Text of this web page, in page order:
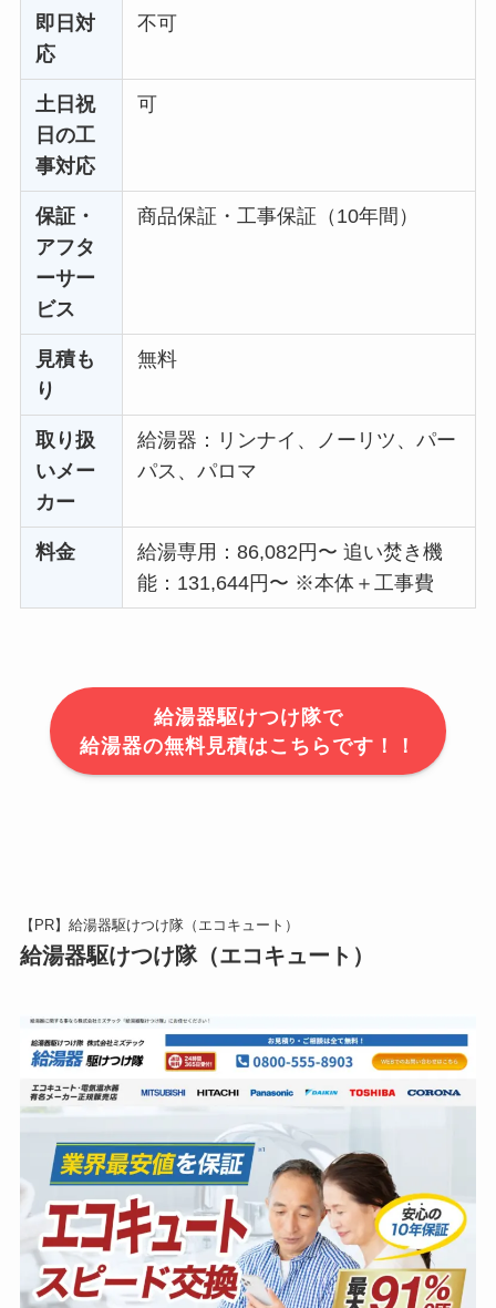
即日対
応
不可
土日祝
日の工
事対応
可
保証・
アフタ
ーサー
ビス
商品保証・工事保証（10年間）
見積も
り
無料
取り扱
いメー
カー
給湯器：リンナイ、ノーリツ、パー
パス、パロマ
料金
給湯専用：86,082円〜 追い焚き機
能：131,644円〜 ※本体＋工事費
給湯器駆けつけ隊で
給湯器の無料見積はこちらです！！
【PR】給湯器駆けつけ隊（エコキュート）
給湯器駆けつけ隊（エコキュート）